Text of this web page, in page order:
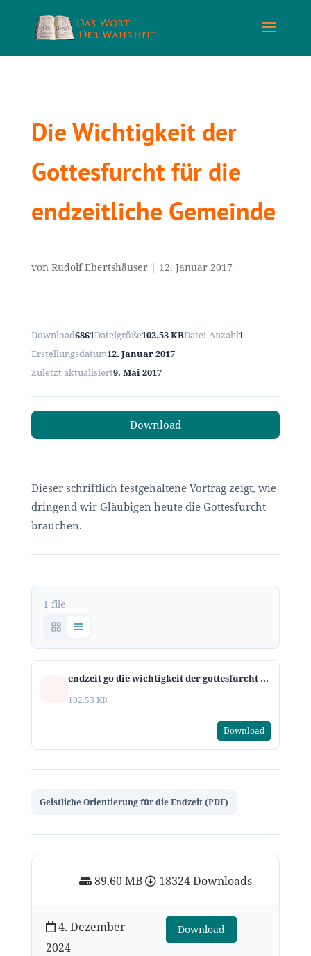
Die Wichtigkeit der
Gottesfurcht für die
endzeitliche Gemeinde
von Rudolf Ebertshäuser| 12. Januar 2017
Download6861Dateigröße102.53 KBDatei-Anzahl1
Erstellungsdatum12. Januar 2017
Zuletzt aktualisiert9. Mai 2017
Download
Dieser schriftlich festgehaltene Vortrag zeigt, wie
dringend wir Gläubigen heute die Gottesfurcht
brauchen.
1 file
endzeit go die wichtigkeit der gottesfurcht fuer die endzeitliche gemeinde
102.53 KB
Download
Geistliche Orientierung für die Endzeit (PDF)
89.60 MB 18324 Downloads
4. Dezember
2024
Download